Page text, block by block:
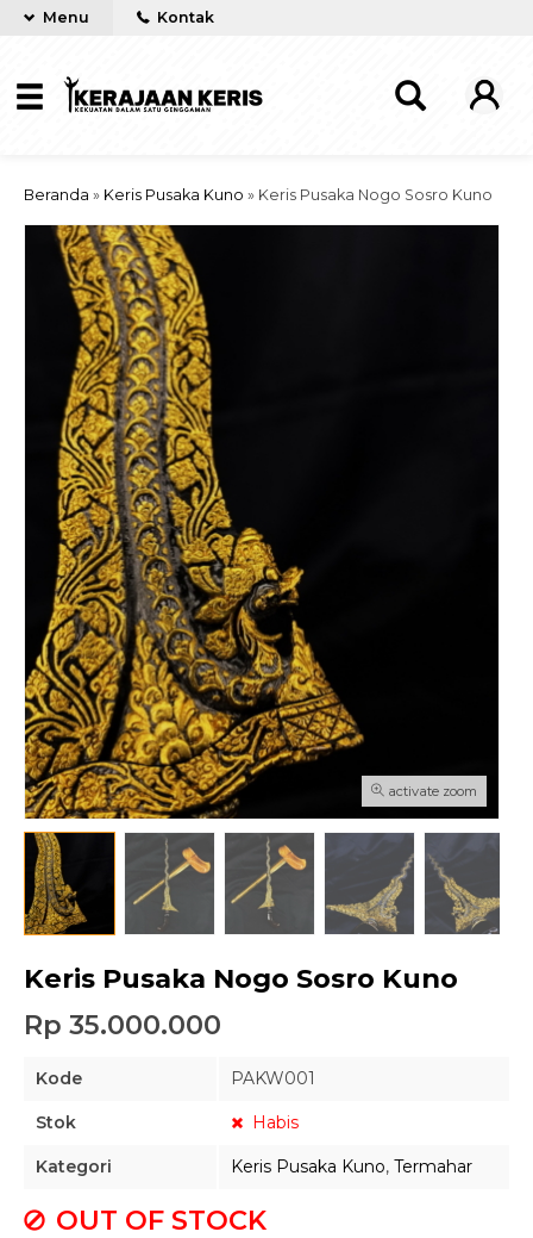
Menu Kontak
Beranda » Keris Pusaka Kuno » Keris Pusaka Nogo Sosro Kuno
activate zoom
Keris Pusaka Nogo Sosro Kuno
Rp 35.000.000
Kode PAKW001
Stok Habis
Kategori Keris Pusaka Kuno, Termahar
OUT OF STOCK